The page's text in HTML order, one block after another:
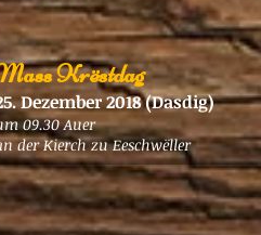
Krëstdag
Dezember 2018 (Dasdig)
09.30 Auer
der Kierch zu Eeschwëller